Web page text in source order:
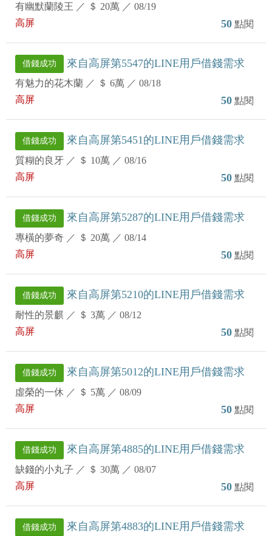
有幽默蘭陵王 ／ ＄ 20萬 ／ 08/19
高屏
50 點閱
借錢成功 來自高屏第5547的LINE用戶借錢需求
有魅力的花木蘭 ／ ＄ 6萬 ／ 08/18
高屏
50 點閱
借錢成功 來自高屏第5451的LINE用戶借錢需求
質糊的良牙 ／ ＄ 10萬 ／ 08/16
高屏
50 點閱
借錢成功 來自高屏第5287的LINE用戶借錢需求
專橫的夢奇 ／ ＄ 20萬 ／ 08/14
高屏
50 點閱
借錢成功 來自高屏第5210的LINE用戶借錢需求
耐性的景麒 ／ ＄ 3萬 ／ 08/12
高屏
50 點閱
借錢成功 來自高屏第5012的LINE用戶借錢需求
虛榮的一休 ／ ＄ 5萬 ／ 08/09
高屏
50 點閱
借錢成功 來自高屏第4885的LINE用戶借錢需求
缺錢的小丸子 ／ ＄ 30萬 ／ 08/07
高屏
50 點閱
借錢成功 來自高屏第4883的LINE用戶借錢需求